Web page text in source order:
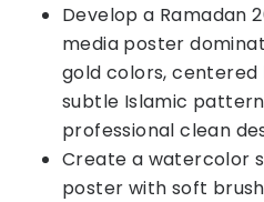
Develop a Ramadan
media poster
gold colors, centered
subtle Islamic
professional clean
Create a watercolor
poster with soft